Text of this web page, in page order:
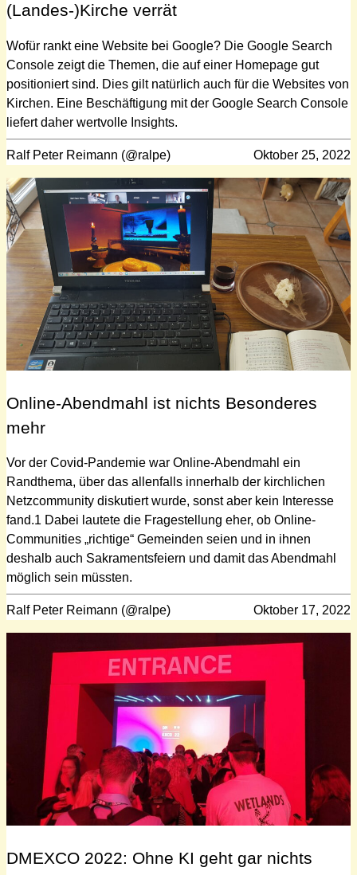
(Landes-)Kirche verrät
Wofür rankt eine Website bei Google? Die Google Search
Console zeigt die Themen, die auf einer Homepage gut
positioniert sind. Dies gilt natürlich auch für die Websites von
Kirchen. Eine Beschäftigung mit der Google Search Console
liefert daher wertvolle Insights.
Ralf Peter Reimann (@ralpe) Oktober 25, 2022
Online-Abendmahl ist nichts Besonderes
mehr
Vor der Covid-Pandemie war Online-Abendmahl ein
Randthema, über das allenfalls innerhalb der kirchlichen
Netzcommunity diskutiert wurde, sonst aber kein Interesse
fand.1 Dabei lautete die Fragestellung eher, ob Online-
Communities „richtige“ Gemeinden seien und in ihnen
deshalb auch Sakramentsfeiern und damit das Abendmahl
möglich sein müssten.
Ralf Peter Reimann (@ralpe) Oktober 17, 2022
DMEXCO 2022: Ohne KI geht gar nichts